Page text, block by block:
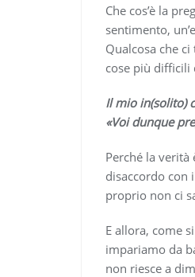
Che cos’è la
sentimento,
Qualcosa che
cose più
Il mio in(solito)
«Voi dunque
Perché la
disaccordo con
proprio non ci
E allora, come
impariamo da
non riesce a